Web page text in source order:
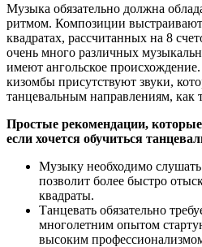
Музыка обязательно должна
ритмом. Композиции
квадратах, рассчитанных на 8
очень много различных
имеют ангольское
кизомбы присутствуют звуки,
танцевальным направлениям, как
Простые рекомендации,
если хочется обучиться
Музыку необходимо слушать
позволит более быстро
квадраты.
Танцевать обязательно
многолетним опытом
высоким